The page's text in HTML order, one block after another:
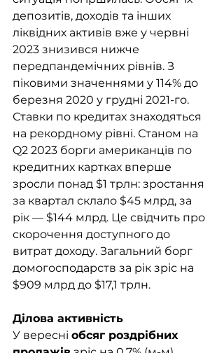
депозитів, доходів та інших
ліквідних активів вже у червні
2023 знизився нижче
передпандемічних рівнів. З
піковими значеннями у 114% до
березня 2020 у грудні 2021-го.
Ставки по кредитах знаходяться
на рекордному рівні. Станом на
Q2 2023 борги американців по
кредитних картках вперше
зросли понад $1 трлн: зростання
за квартал склало $45 млрд, за
рік — $144 млрд. Це свідчить про
скорочення доступного до
витрат доходу. Загальний борг
домогосподарств за рік зріс на
$909 млрд до $17,1 трлн.
Ділова активність
У вересні обсяг роздрібних